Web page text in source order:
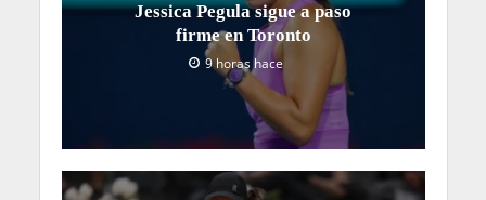
Jessica Pegula sigue a paso
firme en Toronto
9 horas hace